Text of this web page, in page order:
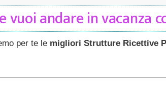
vuoi andare in vacanza
per te le migliori Strutture Ricettive